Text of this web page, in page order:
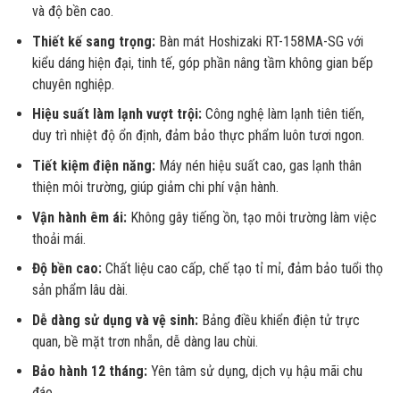
và độ bền cao.
Thiết kế sang trọng:Bàn mát Hoshizaki RT-158MA-SG với
kiểu dáng hiện đại, tinh tế, góp phần nâng tầm không gian bếp
chuyên nghiệp.
Hiệu suất làm lạnh vượt trội:Công nghệ làm lạnh tiên tiến,
duy trì nhiệt độ ổn định, đảm bảo thực phẩm luôn tươi ngon.
Tiết kiệm điện năng:Máy nén hiệu suất cao, gas lạnh thân
thiện môi trường, giúp giảm chi phí vận hành.
Vận hành êm ái:Không gây tiếng ồn, tạo môi trường làm việc
thoải mái.
Độ bền cao:Chất liệu cao cấp, chế tạo tỉ mỉ, đảm bảo tuổi thọ
sản phẩm lâu dài.
Dễ dàng sử dụng và vệ sinh:Bảng điều khiển điện tử trực
quan, bề mặt trơn nhẵn, dễ dàng lau chùi.
Bảo hành 12 tháng:Yên tâm sử dụng, dịch vụ hậu mãi chu